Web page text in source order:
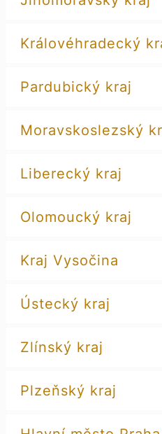
Královéhradecký
Pardubický kraj
Moravskoslezský
Liberecký kraj
Olomoucký kraj
Kraj Vysočina
Ústecký kraj
Zlínský kraj
Plzeňský kraj